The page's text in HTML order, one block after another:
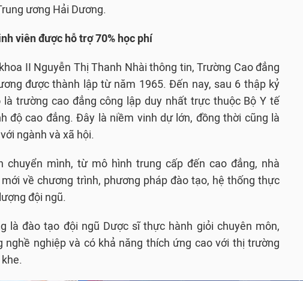
ương Hải Dương.
viên được hỗ trợ 70% học phí
II Nguyễn Thị Thanh Nhài thông tin, Trường Cao đẳng
được thành lập từ năm 1965. Đến nay, sau 6 thập kỷ
trường cao đẳng công lập duy nhất trực thuộc Bộ Y tế
độ cao đẳng. Đây là niềm vinh dự lớn, đồng thời cũng là
ngành và xã hội.
chuyển mình, từ mô hình trung cấp đến cao đẳng, nhà
về chương trình, phương pháp đào tạo, hệ thống thực
đội ngũ.
là đào tạo đội ngũ Dược sĩ thực hành giỏi chuyên môn,
nghề nghiệp và có khả năng thích ứng cao với thị trường